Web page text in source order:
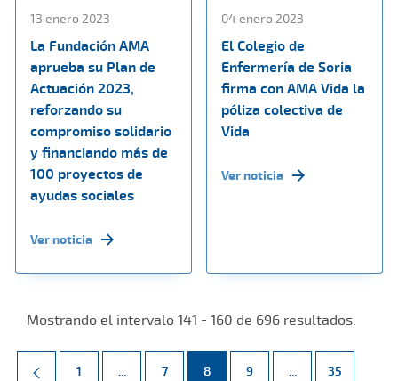
13 enero 2023
La Fundación AMA
aprueba su Plan de
Actuación 2023,
reforzando su
compromiso solidario
y financiando más de
100 proyectos de
ayudas sociales
Ver noticia
04 enero 2023
El Colegio de
Enfermería de Soria
firma con AMA Vida la
póliza colectiva de
Vida
Ver noticia
Mostrando el intervalo 141 - 160 de 696 resultados.
Página
1 ... Páginas intermedias Use TAB para desplazarse.
Página
7 Página
8 Página
9 ... Páginas
Página
35